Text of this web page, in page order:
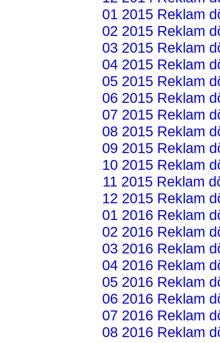
01 2015 Reklam
02 2015 Reklam
03 2015 Reklam
04 2015 Reklam
05 2015 Reklam
06 2015 Reklam
07 2015 Reklam
08 2015 Reklam
09 2015 Reklam
10 2015 Reklam
11 2015 Reklam
12 2015 Reklam
01 2016 Reklam
02 2016 Reklam
03 2016 Reklam
04 2016 Reklam
05 2016 Reklam
06 2016 Reklam
07 2016 Reklam
08 2016 Reklam